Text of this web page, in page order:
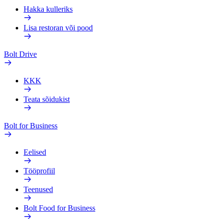
Hakka kulleriks
Lisa restoran või pood
Bolt Drive
KKK
Teata sõidukist
Bolt for Business
Eelised
Tööprofiil
Teenused
Bolt Food for Business